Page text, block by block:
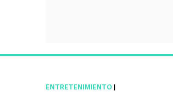
ENTRETENIMIENTO